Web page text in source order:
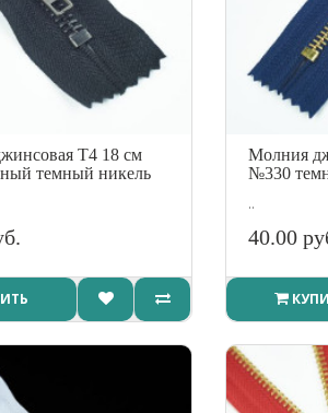
Т4 18 см
темный никель
Молния
№330
..
40.00